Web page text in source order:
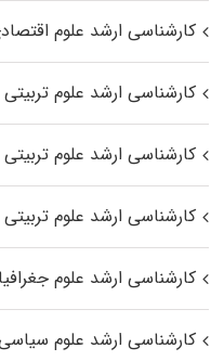
کارشناسی ارشد علوم
کارشناسی ارشد علوم تربیتی
کارشناسی ارشد علوم تربیتی ۲
کارشناسی ارشد علوم تربیتی ۳
کارشناسی ارشد علوم
کارشناسی ارشد علوم